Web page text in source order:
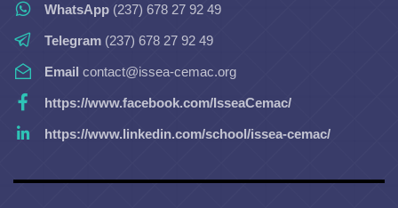
WhatsApp (237) 678 27 92 49
Telegram (237) 678 27 92 49
Email contact@issea-cemac.org
https://www.facebook.com/IsseaCemac/
https://www.linkedin.com/school/issea-cemac/